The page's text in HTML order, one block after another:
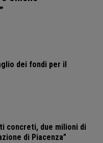
dei fondi per il
concreti, due milioni di
di Piacenza”